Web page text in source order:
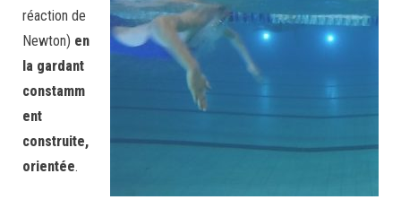
réaction de
Newton) en
la gardant
constamm
ent
construite,
orientée.